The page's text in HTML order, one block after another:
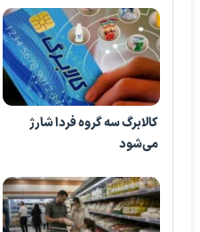
کالابرگ سه گروه فردا شارژ
می‌شود